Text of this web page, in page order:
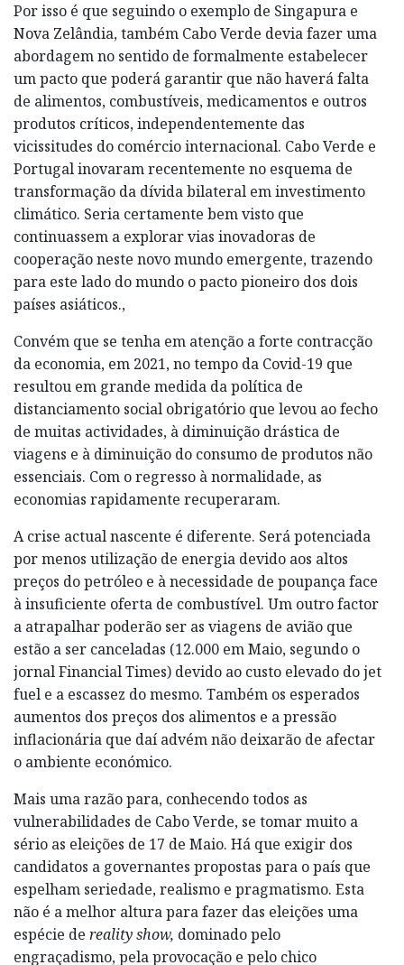
Por isso é que seguindo o exemplo de Singapura e
Nova Zelândia, também Cabo Verde devia fazer uma
abordagem no sentido de formalmente estabelecer
um pacto que poderá garantir que não haverá falta
de alimentos, combustíveis, medicamentos e outros
produtos críticos, independentemente das
vicissitudes do comércio internacional. Cabo Verde e
Portugal inovaram recentemente no esquema de
transformação da dívida bilateral em investimento
climático. Seria certamente bem visto que
continuassem a explorar vias inovadoras de
cooperação neste novo mundo emergente, trazendo
para este lado do mundo o pacto pioneiro dos dois
países asiáticos.,
Convém que se tenha em atenção a forte contracção
da economia, em 2021, no tempo da Covid-19 que
resultou em grande medida da política de
distanciamento social obrigatório que levou ao fecho
de muitas actividades, à diminuição drástica de
viagens e à diminuição do consumo de produtos não
essenciais. Com o regresso à normalidade, as
economias rapidamente recuperaram.
A crise actual nascente é diferente. Será potenciada
por menos utilização de energia devido aos altos
preços do petróleo e à necessidade de poupança face
à insuficiente oferta de combustível. Um outro factor
a atrapalhar poderão ser as viagens de avião que
estão a ser canceladas (12.000 em Maio, segundo o
jornal Financial Times) devido ao custo elevado do jet
fuel e a escassez do mesmo. Também os esperados
aumentos dos preços dos alimentos e a pressão
inflacionária que daí advém não deixarão de afectar
o ambiente económico.
Mais uma razão para, conhecendo todos as
vulnerabilidades de Cabo Verde, se tomar muito a
sério as eleições de 17 de Maio. Há que exigir dos
candidatos a governantes propostas para o país que
espelham seriedade, realismo e pragmatismo. Esta
não é a melhor altura para fazer das eleições uma
espécie de reality show, dominado pelo
engraçadismo, pela provocação e pelo chico